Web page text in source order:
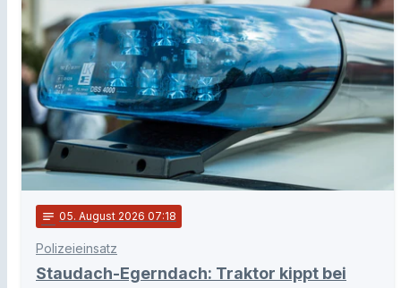
notes 05. August 2026 07:18
Polizeieinsatz
Staudach-Egerndach: Traktor kippt bei